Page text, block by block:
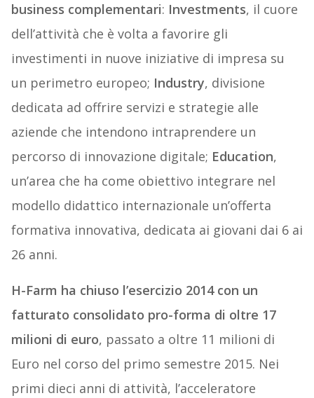
business complementari: Investments, il cuore
dell’attività che è volta a favorire gli
investimenti in nuove iniziative di impresa su
un perimetro europeo; Industry, divisione
dedicata ad offrire servizi e strategie alle
aziende che intendono intraprendere un
percorso di innovazione digitale; Education,
un’area che ha come obiettivo integrare nel
modello didattico internazionale un’offerta
formativa innovativa, dedicata ai giovani dai 6 ai
26 anni.
H-Farm ha chiuso l’esercizio 2014 con un
fatturato consolidato pro-forma di oltre 17
milioni di euro, passato a oltre 11 milioni di
Euro nel corso del primo semestre 2015. Nei
primi dieci anni di attività, l’acceleratore